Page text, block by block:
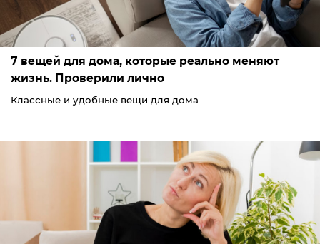
7 вещей для дома, которые реально меняют
жизнь. Проверили лично
Классные и удобные вещи для дома